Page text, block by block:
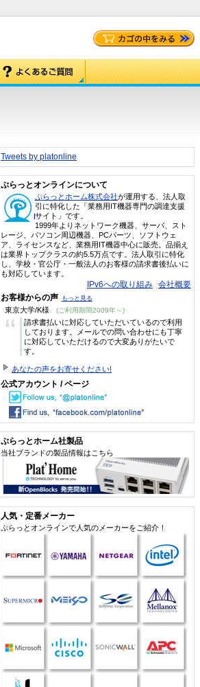
Tweets by platonline
ぷらっとオンラインについて
ぷらっとホーム株式会社が運用する、法人取
引に特化した「業務用IT機器専門の調達支援
サイト」です。
1999年よりネットワーク機器、サーバ、スト
レージ、パソコン周辺機器、PCパーツ、ソフトウェ
ア、ライセンスなど、業務用IT機器中心に販売。品揃え
は業界トップクラスの約5.5万点です。法人取引に特化
し、学校・官公庁・一般法人のお客様の請求書後払いに
も対応しています。
IPv6への取り組み 会社概要
お客様からの声 もっと見る
東京大学/K様 (ご利用期間2009年～)
“
請求書払いに対応していただいているので利用
しております。メールでの問い合わせにも丁寧
に対応していただけるので大変ありがたいで
す。
あなたの声をお寄せください!
公式アカウント / ページ
ぷらっとホーム社製品
当社ブランドの製品情報はこちら
人気・定番メーカー
ぷらっとオンラインで人気のメーカーをご紹介！